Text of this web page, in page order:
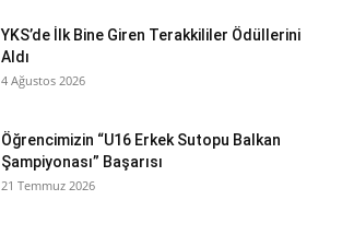
YKS’de İlk Bine Giren Terakkililer Ödüllerini
Aldı
4 Ağustos 2026
Öğrencimizin “U16 Erkek Sutopu Balkan
Şampiyonası” Başarısı
21 Temmuz 2026